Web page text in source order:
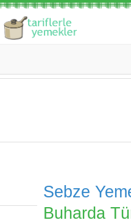
Sebze
Buharda